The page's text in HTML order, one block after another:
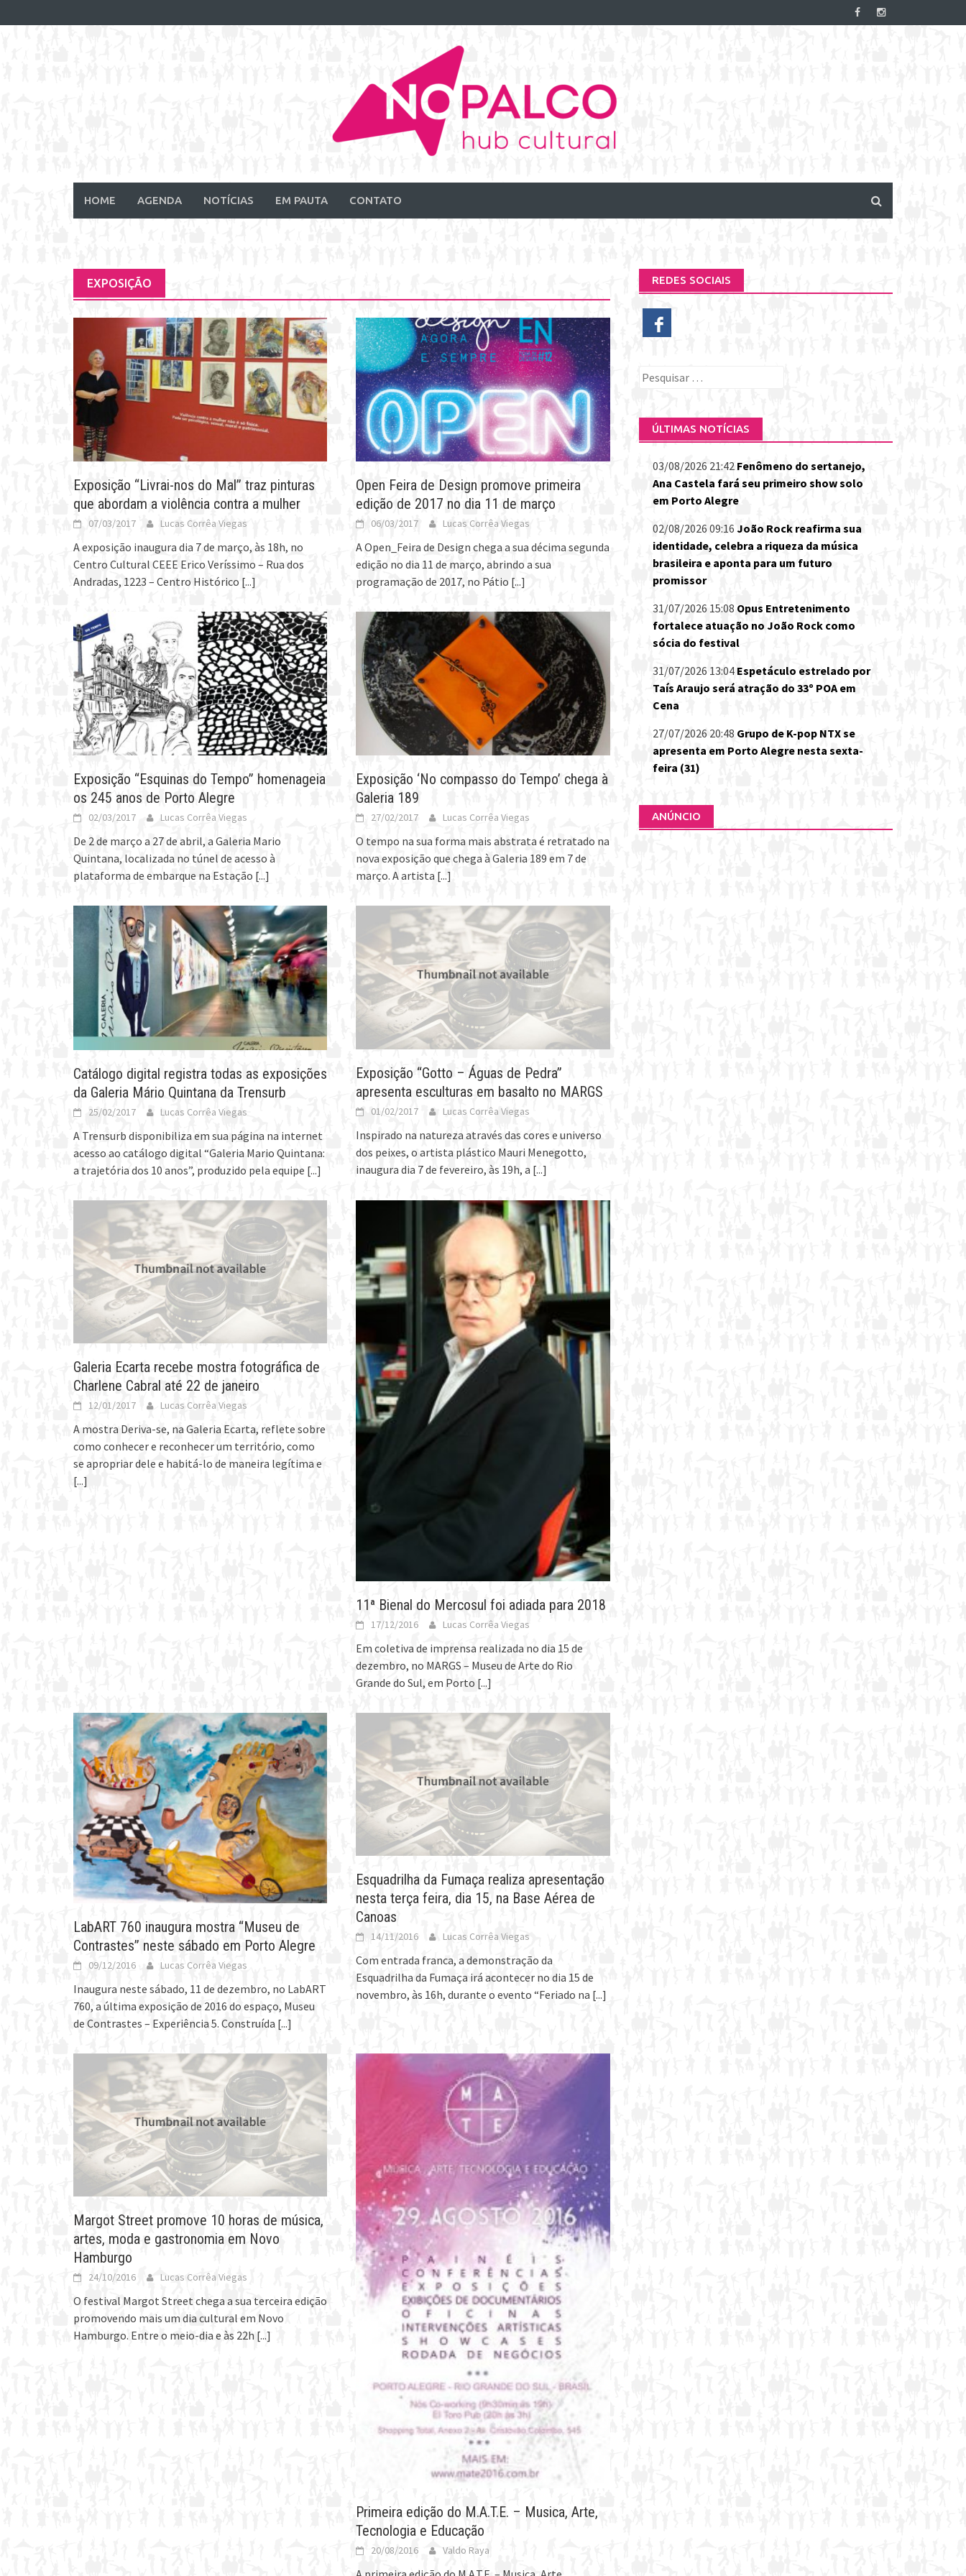
to
HOME AGENDA NOTÍCIAS EM PAUTA CONTATO
EXPOSIÇÃO
Exposição “Livrai-nos do Mal” traz pinturas
que abordam a violência contra a mulher
07/03/2017 Lucas Corrêa Viegas
A exposição inaugura dia 7 de março, às 18h, no
Centro Cultural CEEE Erico Veríssimo – Rua dos
Andradas, 1223 – Centro Histórico [...]
Open Feira de Design promove primeira
edição de 2017 no dia 11 de março
06/03/2017 Lucas Corrêa Viegas
A Open_Feira de Design chega a sua décima segunda
edição no dia 11 de março, abrindo a sua
programação de 2017, no Pátio [...]
Exposição “Esquinas do Tempo” homenageia
os 245 anos de Porto Alegre
02/03/2017 Lucas Corrêa Viegas
De 2 de março a 27 de abril, a Galeria Mario
Quintana, localizada no túnel de acesso à
plataforma de embarque na Estação [...]
Exposição ‘No compasso do Tempo’ chega à
Galeria 189
27/02/2017 Lucas Corrêa Viegas
O tempo na sua forma mais abstrata é retratado na
nova exposição que chega à Galeria 189 em 7 de
março. A artista [...]
Catálogo digital registra todas as exposições
da Galeria Mário Quintana da Trensurb
25/02/2017 Lucas Corrêa Viegas
A Trensurb disponibiliza em sua página na internet
acesso ao catálogo digital “Galeria Mario Quintana:
a trajetória dos 10 anos”, produzido pela equipe [...]
Exposição “Gotto – Águas de Pedra”
apresenta esculturas em basalto no MARGS
01/02/2017 Lucas Corrêa Viegas
Inspirado na natureza através das cores e universo
dos peixes, o artista plástico Mauri Menegotto,
inaugura dia 7 de fevereiro, às 19h, a [...]
Galeria Ecarta recebe mostra fotográfica de
Charlene Cabral até 22 de janeiro
12/01/2017 Lucas Corrêa Viegas
A mostra Deriva-se, na Galeria Ecarta, reflete sobre
como conhecer e reconhecer um território, como
se apropriar dele e habitá-lo de maneira legítima e
[...]
11ª Bienal do Mercosul foi adiada para 2018
17/12/2016 Lucas Corrêa Viegas
Em coletiva de imprensa realizada no dia 15 de
dezembro, no MARGS – Museu de Arte do Rio
Grande do Sul, em Porto [...]
LabART 760 inaugura mostra “Museu de
Contrastes” neste sábado em Porto Alegre
09/12/2016 Lucas Corrêa Viegas
Inaugura neste sábado, 11 de dezembro, no LabART
760, a última exposição de 2016 do espaço, Museu
de Contrastes – Experiência 5. Construída [...]
Esquadrilha da Fumaça realiza apresentação
nesta terça feira, dia 15, na Base Aérea de
Canoas
14/11/2016 Lucas Corrêa Viegas
Com entrada franca, a demonstração da
Esquadrilha da Fumaça irá acontecer no dia 15 de
novembro, às 16h, durante o evento “Feriado na [...]
Margot Street promove 10 horas de música,
artes, moda e gastronomia em Novo
Hamburgo
24/10/2016 Lucas Corrêa Viegas
O festival Margot Street chega a sua terceira edição
promovendo mais um dia cultural em Novo
Hamburgo. Entre o meio-dia e às 22h [...]
Primeira edição do M.A.T.E. – Musica, Arte,
Tecnologia e Educação
20/08/2016 Valdo Raya
REDES SOCIAIS
Pesquisar
ÚLTIMAS NOTÍCIAS
03/08/2026 21:42 Fenômeno do sertanejo,
Ana Castela fará seu primeiro show solo
em Porto Alegre
02/08/2026 09:16 João Rock reafirma sua
identidade, celebra a riqueza da música
brasileira e aponta para um futuro
promissor
31/07/2026 15:08 Opus Entretenimento
fortalece atuação no João Rock como
sócia do festival
31/07/2026 13:04 Espetáculo estrelado por
Taís Araujo será atração do 33º POA em
Cena
27/07/2026 20:48 Grupo de K-pop NTX se
apresenta em Porto Alegre nesta sexta-
feira (31)
ANÚNCIO